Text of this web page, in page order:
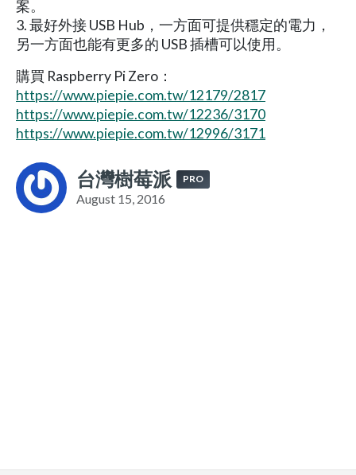
案。
3. 最好外接 USB Hub，一方面可提供穩定的電力，
另一方面也能有更多的 USB 插槽可以使用。
購買 Raspberry Pi Zero：
https://www.piepie.com.tw/12179/2817
https://www.piepie.com.tw/12236/3170
https://www.piepie.com.tw/12996/3171
台灣樹莓派 PRO
August 15, 2016